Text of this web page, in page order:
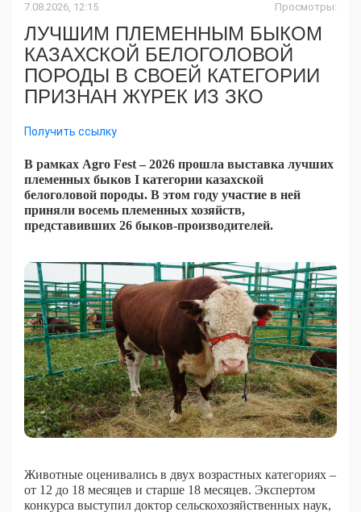
7.08.2026, 12:15 Просмотры:
ЛУЧШИМ ПЛЕМЕННЫМ БЫКОМ
КАЗАХСКОЙ БЕЛОГОЛОВОЙ
ПОРОДЫ В СВОЕЙ КАТЕГОРИИ
ПРИЗНАН ЖҮРЕК ИЗ ЗКО
Получить ссылку
В рамках Agro Fest – 2026 прошла выставка лучших
племенных быков I категории казахской
белоголовой породы. В этом году участие в ней
приняли восемь племенных хозяйств,
представивших 26 быков-производителей.
Животные оценивались в двух возрастных категориях –
от 12 до 18 месяцев и старше 18 месяцев. Экспертом
конкурса выступил доктор сельскохозяйственных наук,